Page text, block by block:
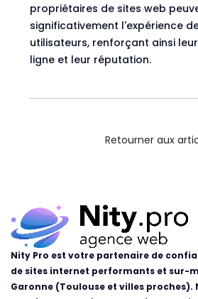
propriétaires de sites web
significativement l'expérience
utilisateurs, renforçant ainsi
ligne et leur réputation.
Retourner aux
Nity Pro est votre partenaire de
de sites internet performants et sur-
Garonne (Toulouse et villes proches).